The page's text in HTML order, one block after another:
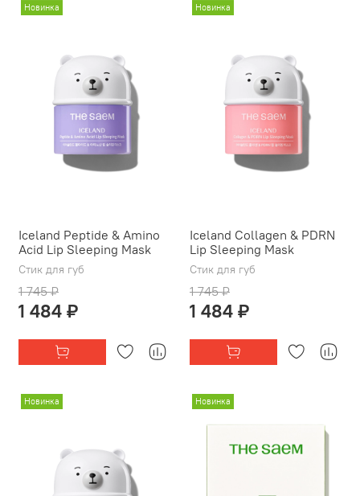
Новинка
Iceland Peptide & Amino
Acid Lip Sleeping Mask
Стик для губ
1 745 ₽
1 484 ₽
Новинка
Iceland Collagen & PDRN
Lip Sleeping Mask
Стик для губ
1 745 ₽
1 484 ₽
Новинка Новинка